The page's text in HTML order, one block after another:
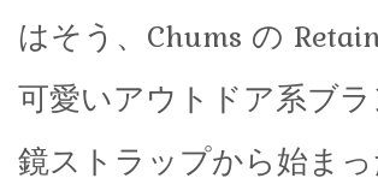
はそう、Chums の
可愛いアウトドア系ブ
鏡ストラップから始ま